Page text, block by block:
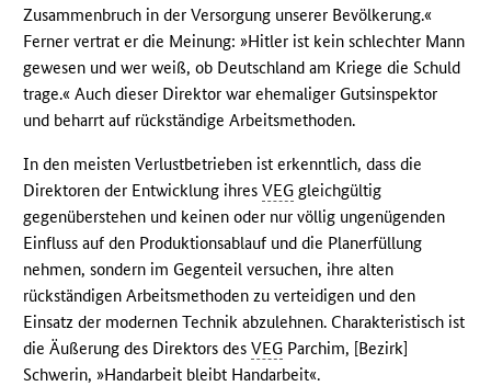
Zusammenbruch in der Versorgung unserer Bevölkerung.«
Ferner vertrat er die Meinung: »Hitler ist kein schlechter Mann
gewesen und wer weiß, ob Deutschland am Kriege die Schuld
trage.« Auch dieser Direktor war ehemaliger Gutsinspektor
und beharrt auf rückständige Arbeitsmethoden.
In den meisten Verlustbetrieben ist erkenntlich, dass die
Direktoren der Entwicklung ihresVEG gleichgültig
gegenüberstehen und keinen oder nur völlig ungenügenden
Einfluss auf den Produktionsablauf und die Planerfüllung
nehmen, sondern im Gegenteil versuchen, ihre alten
rückständigen Arbeitsmethoden zu verteidigen und den
Einsatz der modernen Technik abzulehnen. Charakteristisch ist
die Äußerung des Direktors desVEG Parchim, [Bezirk]
Schwerin, »Handarbeit bleibt Handarbeit«.